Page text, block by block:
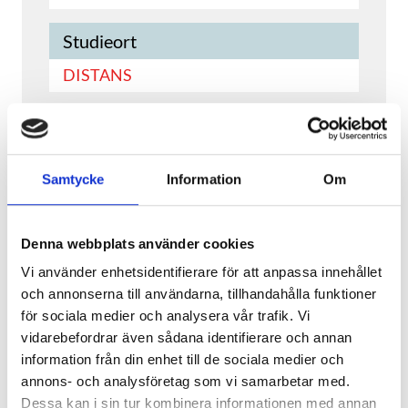
Samtycke Information Om
Denna webbplats använder cookies
Vi använder enhetsidentifierare för att anpassa innehållet
och annonserna till användarna, tillhandahålla funktioner
för sociala medier och analysera vår trafik. Vi
vidarebefordrar även sådana identifierare och annan
information från din enhet till de sociala medier och
annons- och analysföretag som vi samarbetar med.
Dessa kan i sin tur kombinera informationen med annan
Studieort
DISTANS
GÅ TILL UTBILDNINGEN
Batterilagring och
solenergiteknik för elektriker
Nercia Utbildning
Kompetensutveckla dig inom ett